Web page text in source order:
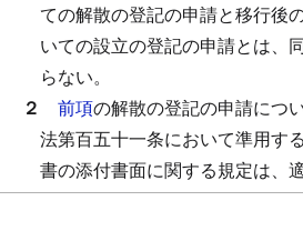
ての解散の登記の申請と移行後
いての設立の登記の申請とは、
らない。
２ 前項の解散の登記の申請につ
法第百五十一条において準用する
書の添付書面に関する規定は、
３登記官は、第一項の登記の申
の